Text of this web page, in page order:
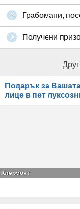
Грабомани,
Получени
Подарък за
лице в пет
Клермонт